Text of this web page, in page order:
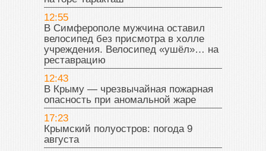
12:55
В Симферополе мужчина оставил
велосипед без присмотра в холле
учреждения. Велосипед «ушёл»… на
реставрацию
12:43
В Крыму — чрезвычайная пожарная
опасность при аномальной жаре
17:23
Крымский полуостров: погода 9
августа